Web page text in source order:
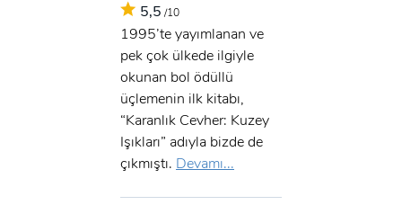
5,5 /10
1995’te yayımlanan ve
pek çok ülkede ilgiyle
okunan bol ödüllü
üçlemenin ilk kitabı,
“Karanlık Cevher: Kuzey
Işıkları” adıyla bizde de
çıkmıştı. Devamı...